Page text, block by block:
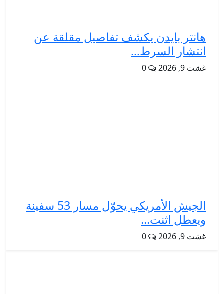
هانتر بايدن يكشف تفاصيل مقلقة عن
انتشار السرط...
غشت 9, 2026 0
الجيش الأمريكي يحوّل مسار 53 سفينة
ويعطل اثنت...
غشت 9, 2026 0